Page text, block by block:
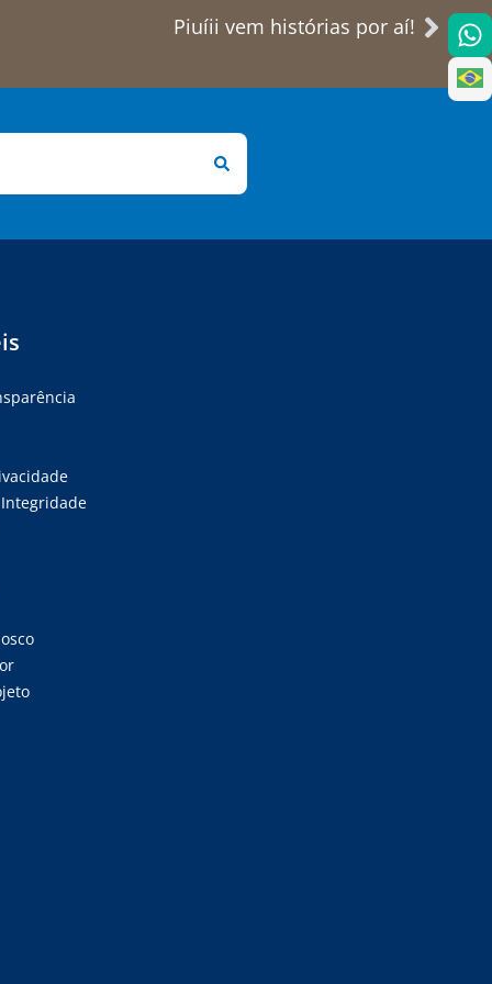
Piuíii vem histórias por aí!